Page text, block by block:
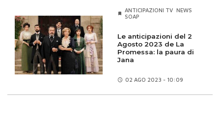
ANTICIPAZIONI TV NEWS
SOAP
Le anticipazioni del 2
Agosto 2023 de La
Promessa: la paura di
Jana
02 AGO 2023 - 10:09